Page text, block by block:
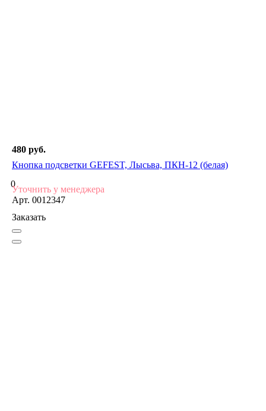
480 руб.
Кнопка подсветки GEFEST, Лысьва, ПКН-12 (белая)
0
Уточнить у менеджера
Арт. 0012347
Заказать